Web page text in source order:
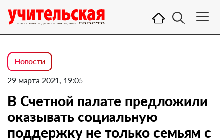
Новости
29 марта 2021, 19:05
В Счетной палате предложили
оказывать социальную
поддержку не только семьям с